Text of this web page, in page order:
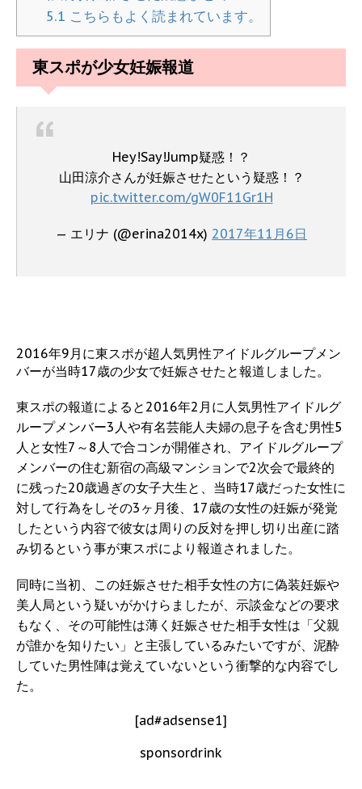
5.1 こちらもよく読まれています。
東スポが少女妊娠報道
Hey!Say!Jump疑惑！？
山田涼介さんが妊娠させたという疑惑！？
pic.twitter.com/gW0F11Gr1H
— エリナ (@erina2014x) 2017年11月6日
2016年9月に東スポが超人気男性アイドルグループメン
バーが当時17歳の少女で妊娠させたと報道しました。
東スポの報道によると2016年2月に人気男性アイドルグ
ループメンバー3人や有名芸能人夫婦の息子を含む男性5
人と女性7～8人で合コンが開催され、アイドルグループ
メンバーの住む新宿の高級マンションで2次会で最終的
に残った20歳過ぎの女子大生と、当時17歳だった女性に
対して行為をしその3ヶ月後、17歳の女性の妊娠が発覚
したという内容で彼女は周りの反対を押し切り出産に踏
み切るという事が東スポにより報道されました。
同時に当初、この妊娠させた相手女性の方に偽装妊娠や
美人局という疑いがかけらましたが、示談金などの要求
もなく、その可能性は薄く妊娠させた相手女性は「父親
が誰かを知りたい」と主張しているみたいですが、泥酔
していた男性陣は覚えていないという衝撃的な内容でし
た。
[ad#adsense1]
sponsordrink